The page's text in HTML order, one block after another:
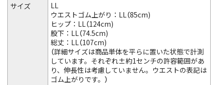
サイズ
LL
ウエストゴム上がり：LL（85cm)
ヒップ：LL（124cm)
股下：LL（74.5cm)
総丈：LL（107cm)
（詳細サイズは商品単体を平らに置いた状態で計測
しています。それぞれ±約1センチの許容範囲があ
り、伸長性は考慮していません。ウエストの表記は
ゴム上がりです。）